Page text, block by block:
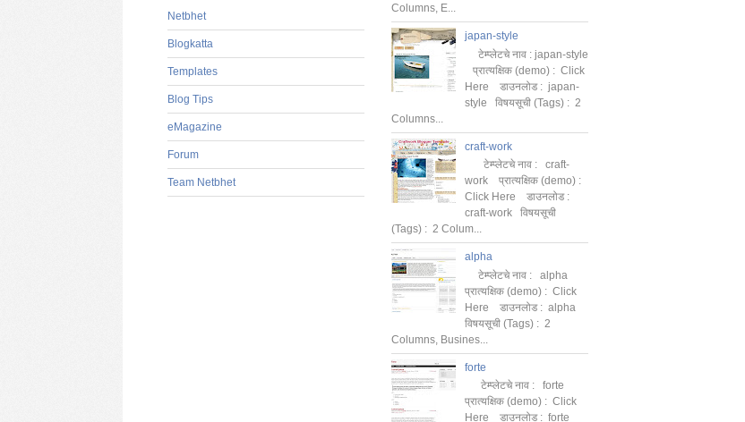
Netbhet
Blogkatta
Templates
Blog Tips
eMagazine
Forum
Team Netbhet
Columns, E...
japan-style
टेम्प्लेटचे नाव : japan-style
प्रात्यक्षिक (demo) : Click
Here डाउनलोड : japan-
style विषयसूची (Tags) : 2
Columns...
craft-work
टेम्प्लेटचे नाव : craft-
work प्रात्यक्षिक (demo) :
Click Here डाउनलोड :
craft-work विषयसूची
(Tags) : 2 Colum...
alpha
टेम्प्लेटचे नाव : alpha
प्रात्यक्षिक (demo) : Click
Here डाउनलोड : alpha
विषयसूची (Tags) : 2
Columns, Busines...
forte
टेम्प्लेटचे नाव : forte
प्रात्यक्षिक (demo) : Click
Here डाउनलोड : forte